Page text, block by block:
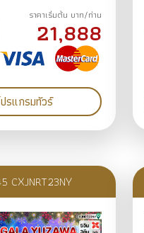
BY FD
ราคาเริ่มต้น บาท/ท่าน
21,888
รแกรมทัวร์
CXJNRT23NY